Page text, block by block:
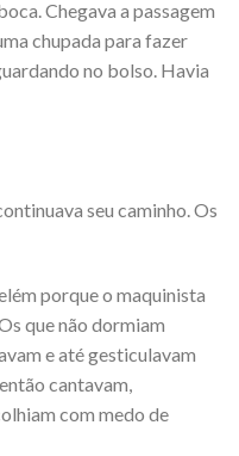
Chegava a passagem
chupada para fazer
no bolso. Havia
seu caminho. Os
porque o maquinista
que não dormiam
e até gesticulavam
cantavam,
com medo de